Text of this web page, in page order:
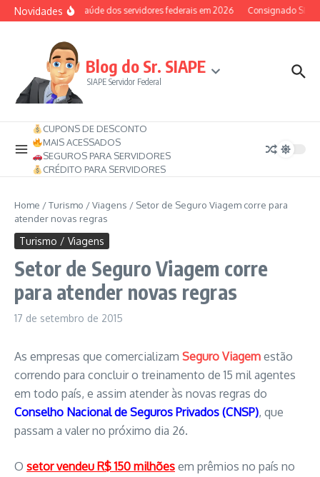
Ir para o conteúdo
NovidadesAuxílio-saúde dos servidores federais em 2026 Consignado
Blog do Sr. SIAPE
SIAPE Servidor Federal
CUPONS DE DESCONTO
MAIS ACESSADOS
SEGUROS PARA SERVIDORES
CRÉDITO PARA SERVIDORES
Home /Turismo / Viagens / Setor de Seguro Viagem corre para
atender novas regras
Turismo / Viagens
Setor de Seguro Viagem corre
para atender novas regras
17 de setembro de 2015
As empresas que comercializam Seguro Viagem estão
correndo para concluir o treinamento de 15 mil agentes
em todo país, e assim atender às novas regras do
Conselho Nacional de Seguros Privados (CNSP), que
passam a valer no próximo dia 26.
O setor vendeu R$ 150 milhões em prêmios no país no